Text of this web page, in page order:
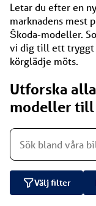
Letar​ du efter​ en​
marknadens mest
Škoda-modeller.
vі dig till ett tryggt
körglädje möts.
Utforska
modeller till
Välj filter